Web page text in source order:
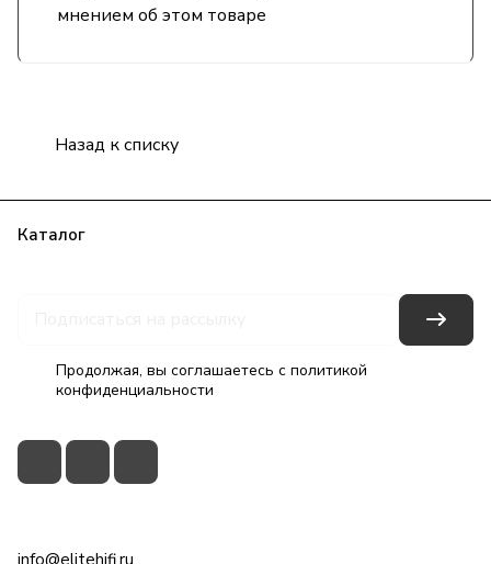
мнением об этом товаре
Назад к списку
Каталог
Продолжая, вы соглашаетесь с политикой
конфиденциальности
info@elitehifi.ru